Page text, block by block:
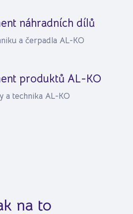
náhradních dílů
a čerpadla AL-KO
produktů AL-KO
a technika AL-KO
na to